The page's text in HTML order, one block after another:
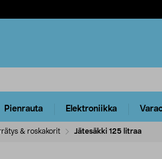
Pienrauta Elektroniikka
& roskakorit Jätesäkki 125 litraa